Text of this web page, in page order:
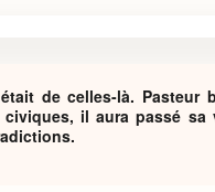
de celles-là. Pasteur
il aura passé sa